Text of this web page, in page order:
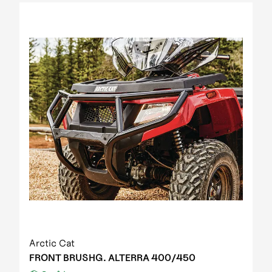
2012 TRV 1000 GT EFT IPM Print green metallic
update
2012 US mod. 700 TRV GT
2012 XC 450 EFT IPM black-green 01
2013 1000 XT EFT white met
2013 450 R EFT Homologated
2013 550 EFT black
2013 550 XT EFT emerald green met
2013 700 Diesel EFT marsh
2013 700 XT EFT steel blue met
2013 Prowler HDX
2013 TRV 550 EFT black
2013 TRV 550 XT EFT emerald green met
2013 TRV 700 XT EFT black met
Arctic Cat
FRONT BRUSHG. ALTERRA 400/450